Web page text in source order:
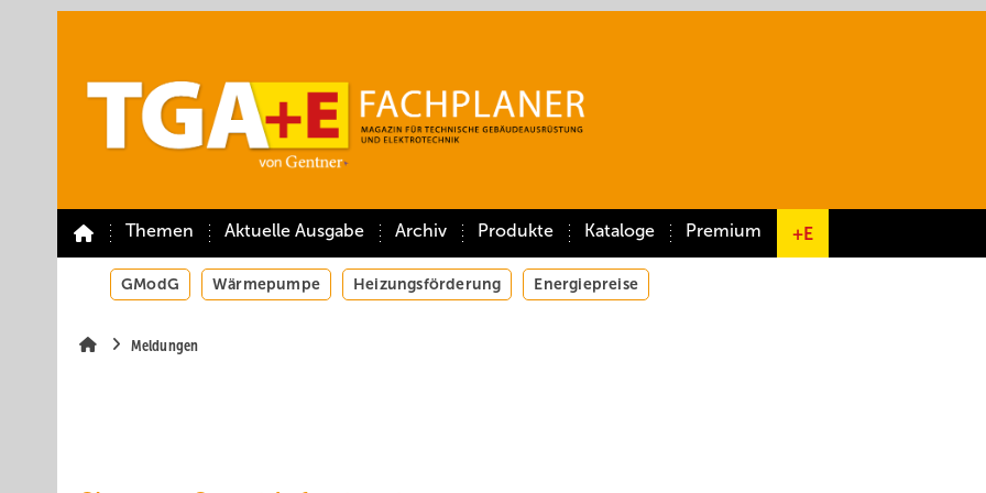
Themen Aktuelle Ausgabe Archiv Produkte Kataloge Premium +E
GModG Wärmepumpe Heizungsförderung Energiepreise
Meldungen